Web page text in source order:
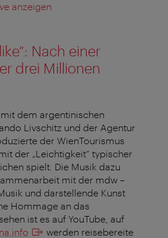
anzeigen
Nach einer
drei Millionen
dem argentinischen
Livschitz und der Agentur
der WienTourismus
der „Leichtigkeit“ typischer
spielt. Die Musik dazu
mit der mdw –
und darstellende Kunst
Hommage an das
ist es auf YouTube, auf
werden reisebereite